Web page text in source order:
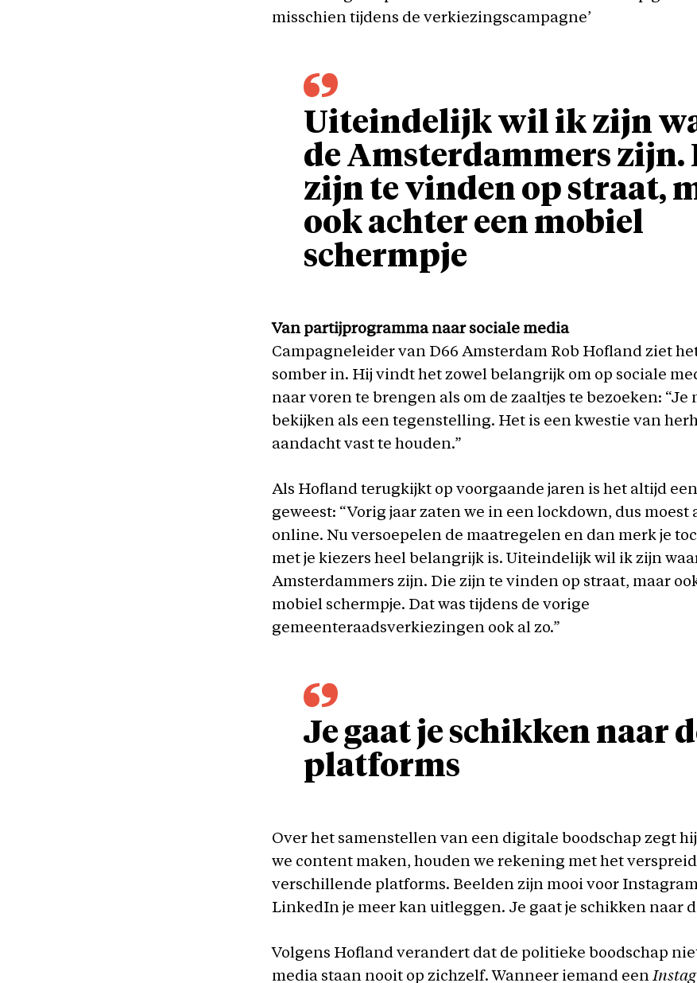
misschien tijdens de verkiezingscampagne’
Uiteindelijk wil ik zijn
de Amsterdammers zijn.
zijn te vinden op straat,
ook achter een mobiel
schermpje
Van partijprogramma naar sociale media
Campagneleider van D66 Amsterdam Rob Hofland ziet
somber in. Hij vindt het zowel belangrijk om op sociale
naar voren te brengen als om de zaaltjes te bezoeken: “Je
bekijken als een tegenstelling. Het is een kwestie van
aandacht vast te houden.”
Als Hofland terugkijkt op voorgaande jaren is het altijd
geweest: “Vorig jaar zaten we in een lockdown, dus moest
online. Nu versoepelen de maatregelen en dan merk je
met je kiezers heel belangrijk is. Uiteindelijk wil ik zijn
Amsterdammers zijn. Die zijn te vinden op straat, maar
mobiel schermpje. Dat was tijdens de vorige
gemeenteraadsverkiezingen ook al zo.”
Je gaat je schikken naar
platforms
Over het samenstellen van een digitale boodschap zegt
we content maken, houden we rekening met het
verschillende platforms. Beelden zijn mooi voor
LinkedIn je meer kan uitleggen. Je gaat je schikken naar
Volgens Hofland verandert dat de politieke boodschap
media staan nooit op zichzelf. Wanneer iemand een